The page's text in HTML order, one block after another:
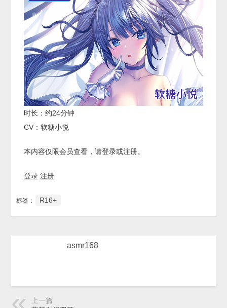
时长：约24分钟
CV：软糖小悦
本内容仅限会员查看，请登录或注册。
登录 注册
标签： R16+
asmr168
上一篇